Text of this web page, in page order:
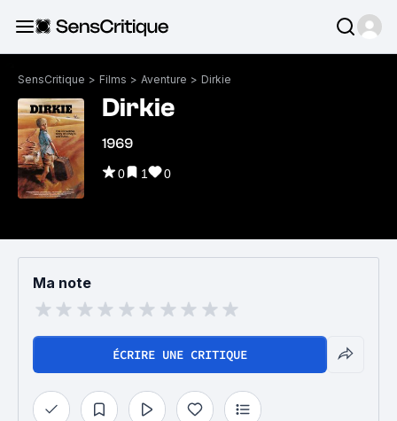
SensCritique > Films > Aventure > Dirkie
Dirkie
1969
0 1 0
Ma note
ÉCRIRE UNE CRITIQUE